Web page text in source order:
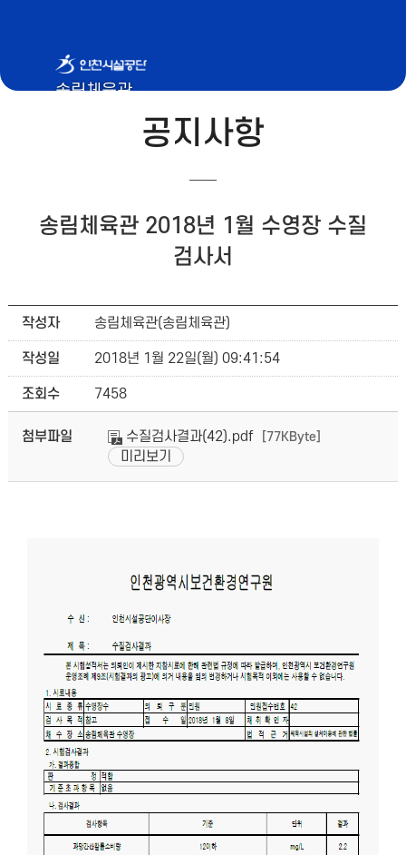
송림체육관
공지사항
송림체육관 2018년 1월 수영장 수질
검사서
작성자 송림체육관(송림체육관)
작성일 2018년 1월 22일(월) 09:41:54
조회수 7458
첨부파일 수질검사결과(42).pdf [77KByte]
미리보기